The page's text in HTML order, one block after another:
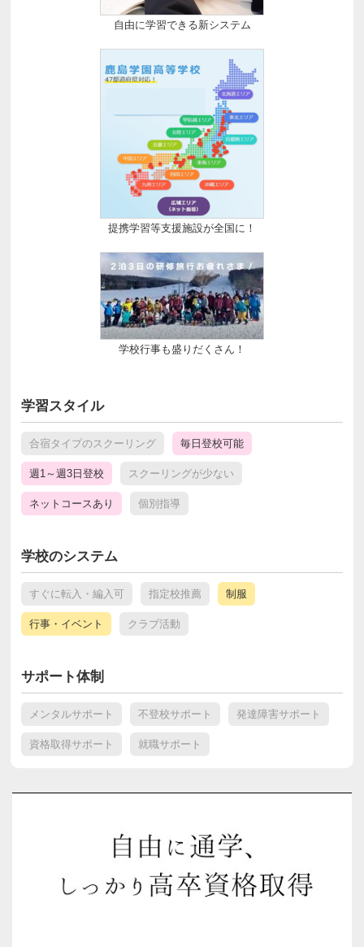
自由に学習できる新システム
提携学習等支援施設が全国に！
学校行事も盛りだくさん！
学習スタイル
合宿タイプのスクーリング 毎日登校可能
週1～週3日登校 スクーリングが少ない
ネットコースあり 個別指導
学校のシステム
すぐに転入・編入可 指定校推薦 制服
行事・イベント クラブ活動
サポート体制
メンタルサポート 不登校サポート 発達障害サポート
資格取得サポート 就職サポート